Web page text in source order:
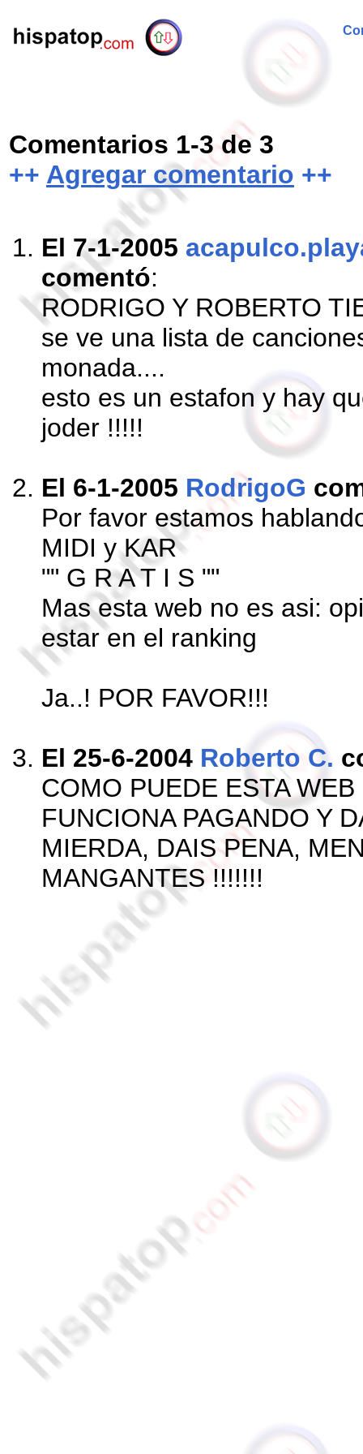
Comentarios 1-3 de 3
++ Agregar comentario ++
El 7-1-2005
comentó:
RODRIGO Y ROBERTO
se ve una lista de
monada....
esto es un estafon y hay
joder !!!!!
El 6-1-2005 RodrigoG
Por favor estamos
MIDI y KAR
"" G R A T I S ""
Mas esta web no es asi:
estar en el ranking
Ja..! POR FAVOR!!!
El 25-6-2004 Roberto C.
COMO PUEDE ESTA
FUNCIONA PAGANDO Y
MIERDA, DAIS PENA,
MANGANTES !!!!!!!